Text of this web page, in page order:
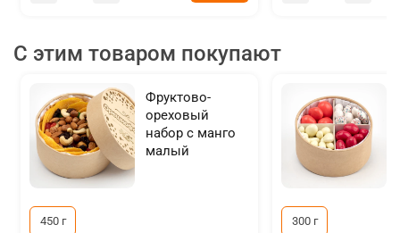
С этим товаром покупают
Фруктово-
ореховый
набор с манго
малый
450 г 300 г